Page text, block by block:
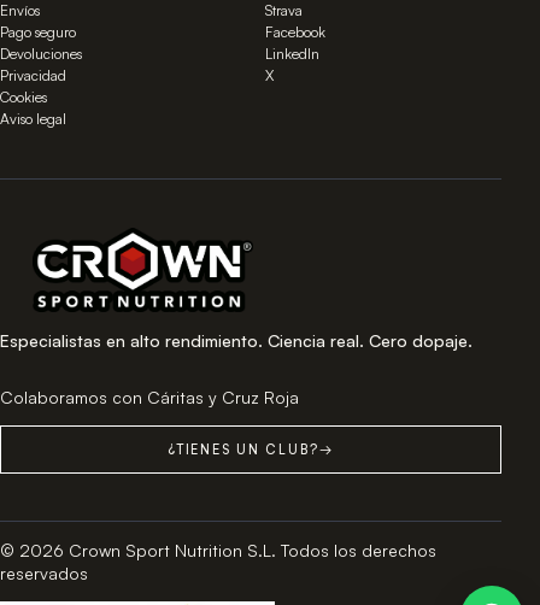
Envíos
Pago seguro
Devoluciones
Privacidad
Cookies
Aviso legal
Strava
Facebook
LinkedIn
X
Especialistas en alto rendimiento. Ciencia real. Cero dopaje.
Colaboramos con Cáritas y Cruz Roja
¿TIENES UN CLUB?→
© 2026 Crown Sport Nutrition S.L. Todos los derechos
reservados